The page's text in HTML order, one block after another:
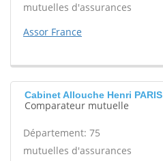
mutuelles d'assurances
Assor France
Cabinet Allouche Henri PARIS
Comparateur mutuelle
Département: 75
mutuelles d'assurances